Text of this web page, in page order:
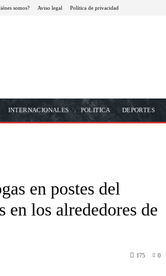
somos? Aviso legal Política de privacidad
INTERNACIONALES POLITICA DEPORTES
en postes del
los alrededores de
0
175